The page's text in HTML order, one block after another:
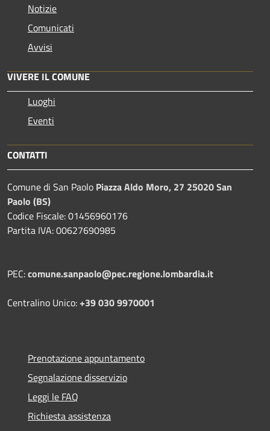
Notizie
Comunicati
Avvisi
VIVERE IL COMUNE
Luoghi
Eventi
CONTATTI
Comune di San Paolo Piazza Aldo Moro, 27 25020 San
Paolo (BS)
Codice Fiscale: 01456960176
Partita IVA: 00627690985
PEC:comune.sanpaolo@pec.regione.lombardia.it
Centralino Unico:+39 030 9970001
Prenotazione appuntamento
Segnalazione disservizio
Leggi le FAQ
Richiesta assistenza